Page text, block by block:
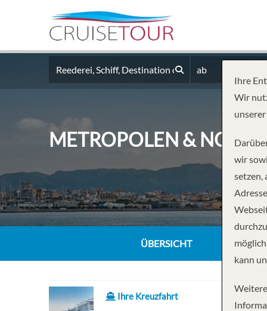
ab
METROPOLEN &
ÜBERSICHT
Ihre Kreuzfahrt
Ihre
Wir
wir
setzen,
kann